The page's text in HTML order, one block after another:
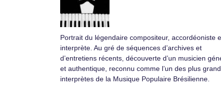
Portrait du légendaire compositeur, accordéoniste
interprète. Au gré de séquences d’archives et
d’entretiens récents, découverte d’un musicien
et authentique, reconnu comme l’un des plus
interprètes de la Musique Populaire Brésilienne.